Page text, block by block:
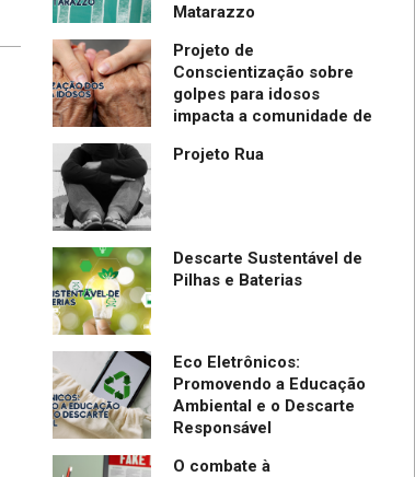
Matarazzo
Projeto de
Conscientização sobre
golpes para idosos
impacta a comunidade de
Projeto Rua
Descarte Sustentável de
Pilhas e Baterias
Eco Eletrônicos:
Promovendo a Educação
Ambiental e o Descarte
Responsável
O combate à